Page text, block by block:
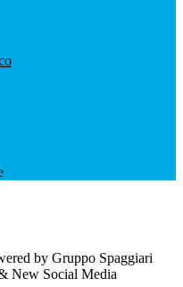
by Gruppo Spaggiari
New Social Media